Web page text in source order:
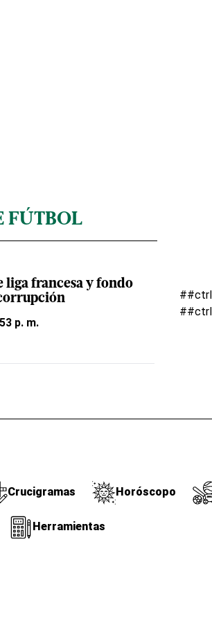
FÚTBOL
liga francesa y fondo
p. m.
Crucigramas Horóscopo
Herramientas